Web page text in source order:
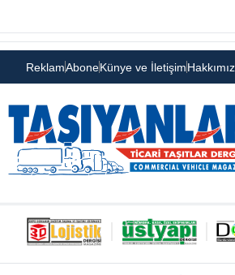
ReklamAboneKünye ve İletişim